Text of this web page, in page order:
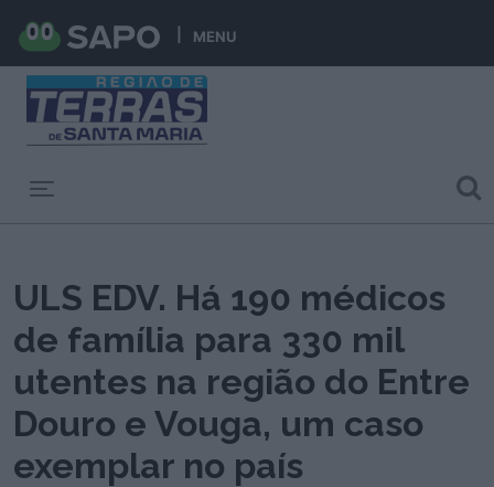
MENU
ULS EDV. Há 190 médicos
de família para 330 mil
utentes na região do Entre
Douro e Vouga, um caso
exemplar no país